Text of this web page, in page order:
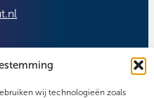
wij technologieën zoals